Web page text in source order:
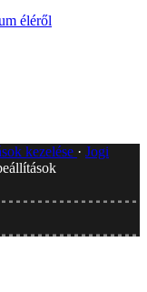
éléről
kezelése
Jogi